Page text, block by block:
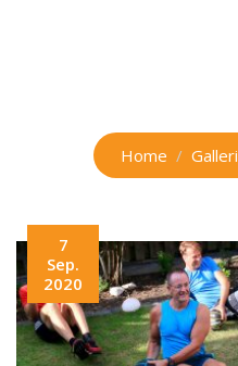
Home
7
Sep.
2020